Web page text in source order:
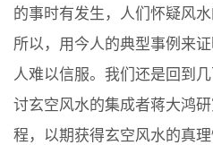
的事时有发生，人们怀疑风
所以，用今人的典型事例来
人难以信服。我们还是回到
讨玄空风水的集成者蒋大鸿
程，以期获得玄空风水的真理